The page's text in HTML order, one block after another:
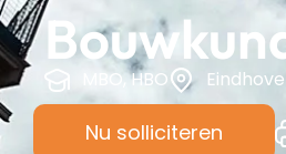
MBO, HBO
Nu solliciteren